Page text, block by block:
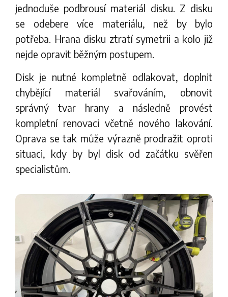
jednoduše podbrousí materiál disku. Z disku
se odebere více materiálu, než by bylo
potřeba. Hrana disku ztratí symetrii a kolo již
nejde opravit běžným postupem.
Disk je nutné kompletně odlakovat, doplnit
chybějící materiál svařováním, obnovit
správný tvar hrany a následně provést
kompletní renovaci včetně nového lakování.
Oprava se tak může výrazně prodražit oproti
situaci, kdy by byl disk od začátku svěřen
specialistům.